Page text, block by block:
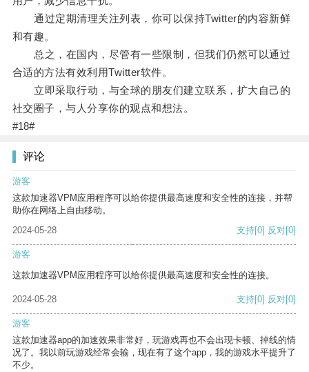
通过定期清理关注列表，你可以保持Twitter的内容新鲜
和有趣。
总之，在国内，尽管有一些限制，但我们仍然可以通过
合适的方法有效利用Twitter软件。
立即采取行动，与全球的朋友们建立联系，扩大自己的
社交圈子，与人分享你的观点和想法。
#18#
评论
游客
这款加速器VPM应用程序可以给你提供最高速度和安全性的连接，并帮
助你在网络上自由移动。
2024-05-28
支持[0] 反对[0]
游客
这款加速器VPM应用程序可以给你提供最高速度和安全性的连接。
2024-05-28 支持[0] 反对[0]
游客
这款加速器app的加速效果非常好，玩游戏再也不会出现卡顿、掉线的情
况了。我以前玩游戏经常会输，现在有了这个app，我的游戏水平提升了
不少。